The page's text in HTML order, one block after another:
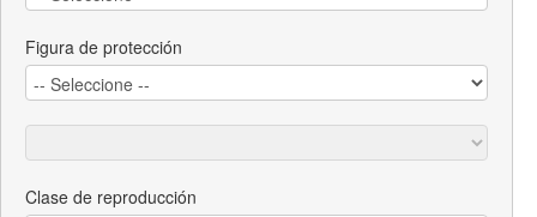
Figura de protección
Clase de reproducción